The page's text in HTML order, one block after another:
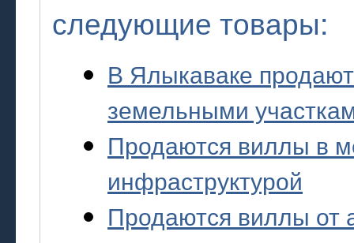
следующие товары:
В Ялыкаваке
земельными
Продаются виллы в
инфраструктурой
Продаются виллы от